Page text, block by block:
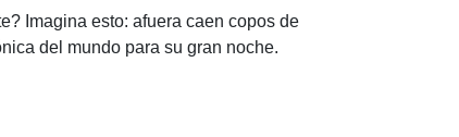
Imagina esto: afuera caen copos de
del mundo para su gran noche.